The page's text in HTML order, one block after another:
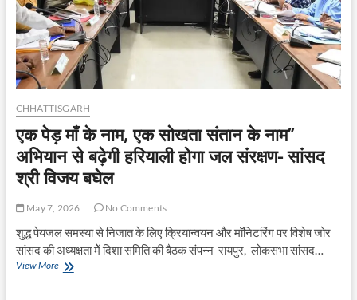
शामिल
हुए
प्रभारी
सचिव
CHHATTISGARH
एक पेड़ माँ के नाम, एक सोखता संतान के नाम”
अभियान से बढ़ेगी हरियाली होगा जल संरक्षण- सांसद
श्री विजय बघेल
May 7, 2026 No Comments
शुद्ध पेयजल समस्या से निजात के लिए क्रियान्वयन और मॉनिटरिंग पर विशेष जोर
सांसद की अध्यक्षता मेें दिशा समिति की बैठक संपन्न रायपुर, लोकसभा सांसद…
View Moreएक